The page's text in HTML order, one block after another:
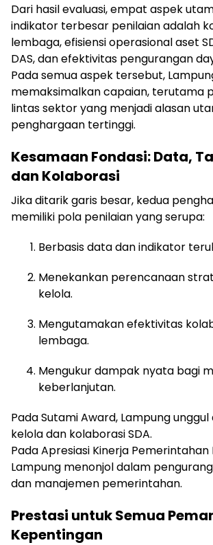
Dari hasil evaluasi, empat aspek
indikator terbesar penilaian adalah
lembaga, efisiensi operasional aset
DAS, dan efektivitas pengurangan
Pada semua aspek tersebut,
memaksimalkan capaian, terutama
lintas sektor yang menjadi alasan
penghargaan tertinggi.
Kesamaan Fondasi: Data,
dan Kolaborasi
Jika ditarik garis besar, kedua
memiliki pola penilaian yang serupa:
Berbasis data dan indikator
Menekankan perencanaan
kelola.
Mengutamakan efektivitas
lembaga.
Mengukur dampak nyata bagi
keberlanjutan.
Pada Sutami Award, Lampung
kelola dan kolaborasi SDA.
Pada Apresiasi Kinerja Pemerintahan
Lampung menonjol dalam
dan manajemen pemerintahan.
Prestasi untuk Semua
Kepentingan